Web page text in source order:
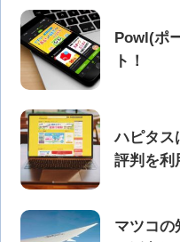
Powl(ポ
ト！
ハピタス
評判を利
マツコの